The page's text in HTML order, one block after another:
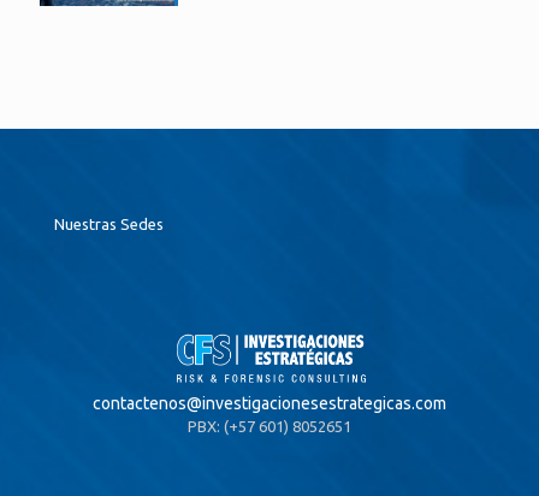
Nuestras Sedes
contactenos@investigacionesestrategicas.com
PBX: (+57 601) 8052651